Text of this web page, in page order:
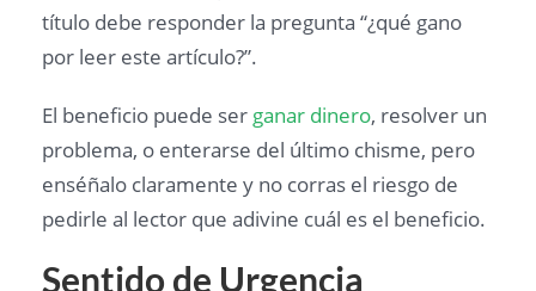
título debe responder la pregunta “¿qué gano
por leer este artículo?”.
El beneficio puede ser ganar dinero, resolver un
problema, o enterarse del último chisme, pero
enséñalo claramente y no corras el riesgo de
pedirle al lector que adivine cuál es el beneficio.
Sentido de Urgencia